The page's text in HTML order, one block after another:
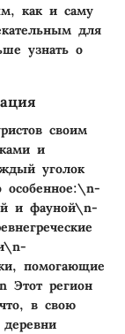
как и саму
для
узнать о
своим
и
уголок
особенное:\n-
и фауной\n-
помогающие
Этот регион
в свою
деревни